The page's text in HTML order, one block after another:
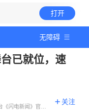
打开
无障碍
已就位，速
《闪电新闻》官方
关注